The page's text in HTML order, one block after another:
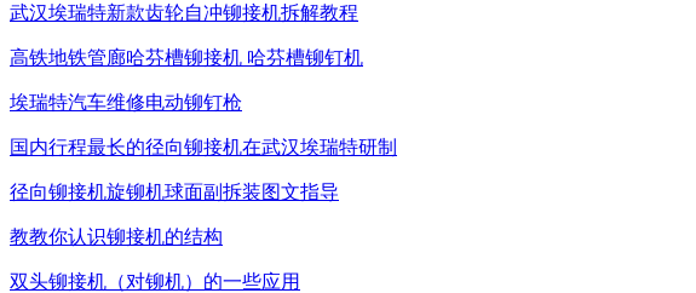
武汉埃瑞特新款齿轮自冲铆接机拆解教程
高铁地铁管廊哈芬槽铆接机 哈芬槽铆钉机
埃瑞特汽车维修电动铆钉枪
国内行程最长的径向铆接机在武汉埃瑞特研制
径向铆接机旋铆机球面副拆装图文指导
教教你认识铆接机的结构
双头铆接机（对铆机）的一些应用